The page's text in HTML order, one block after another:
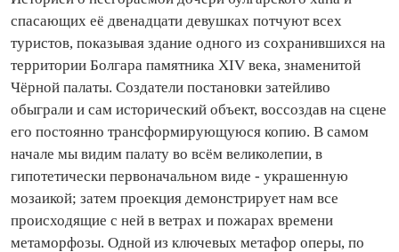
спасающих её двенадцати девушках потчуют всех
туристов, показывая здание одного из сохранившихся на
территории Болгара памятника XIV века, знаменитой
Чёрной палаты. Создатели постановки затейливо
обыграли и сам исторический объект, воссоздав на сцене
его постоянно трансформирующуюся копию. В самом
начале мы видим палату во всём великолепии, в
гипотетически первоначальном виде - украшенную
мозаикой; затем проекция демонстрирует нам все
происходящие с ней в ветрах и пожарах времени
метаморфозы. Одной из ключевых метафор оперы, по